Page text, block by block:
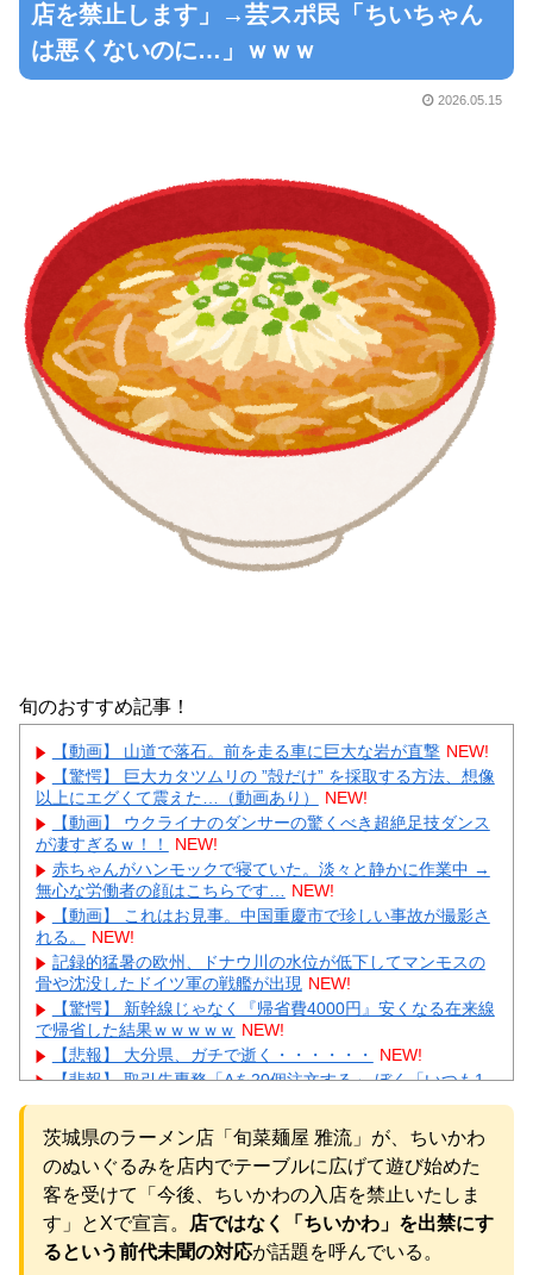
店を禁止します」→芸スポ民「ちいちゃん
は悪くないのに…」ｗｗｗ
2026.05.15
旬のおすすめ記事！
【動画】 山道で落石。前を走る車に巨大な岩が直撃 NEW!
【驚愕】 巨大カタツムリの ”殻だけ” を採取する方法、想像
以上にエグくて震えた…（動画あり）
NEW!
【動画】 ウクライナのダンサーの驚くべき超絶足技ダンス
が凄すぎるｗ！！
NEW!
赤ちゃんがハンモックで寝ていた。淡々と静かに作業中 →
無心な労働者の顔はこちらです…
NEW!
【動画】 これはお見事。中国重慶市で珍しい事故が撮影さ
れる。
NEW!
記録的猛暑の欧州、ドナウ川の水位が低下してマンモスの
骨や沈没したドイツ軍の戦艦が出現 NEW!
【驚愕】 新幹線じゃなく『帰省費4000円』安くなる在来線
で帰省した結果ｗｗｗｗｗ NEW!
【悲報】 大分県、ガチで逝く・・・・・・
NEW!
【悲報】 取引先専務「Aを20個注文する」 ぼく「いつも1
～2個しか使わないけど本当に20であってる？」 取専「あっ
【衝撃】WEST.重岡大毅が結婚→まさかの「誕生済み」報
告にガル民騒然ｗｗｗ NEW!
【画像】北朝鮮のビアガール、エッッッッッッッッッッッ
ッッッッッッ！ NEW!
【あるある】主婦がスピリチュアルにハマる理由にガル民
共感の嵐→本音続々ｗｗｗ NEW!
茨城県のラーメン店「旬菜麺屋 雅流」が、ちいかわ
のぬいぐるみを店内でテーブルに広げて遊び始めた
客を受けて「今後、ちいかわの入店を禁止いたしま
す」とXで宣言。
店ではなく「ちいかわ」を出禁にす
るという前代未聞の対応が話題を呼んでいる。